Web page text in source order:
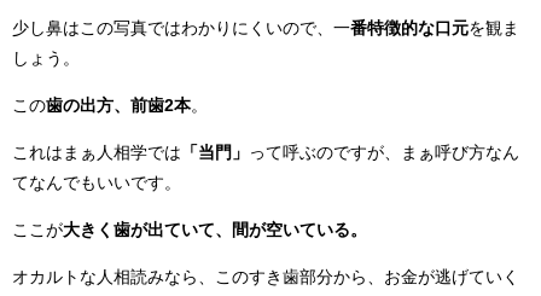
少し鼻はこの写真ではわかりにくいので、一番特徴的な口元を観ま
しょう。
この歯の出方、前歯2本。
これはまぁ人相学では 「当門」
って呼ぶのですが、まぁ呼び方なん
てなんでもいいです。
ここが大きく歯が出ていて、間が空いている。
オカルトな人相読みなら、このすき歯部分から、お金が逃げていく